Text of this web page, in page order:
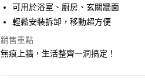
元大商業銀行
玉山商業銀行
台新國際商業銀行
台灣樂天信用卡公司
宅配
每筆NT$100，滿NT$499(含以上)免運費
貨到付款
可用於浴室、廚房、玄關牆面
輕鬆安裝拆卸，移動超方便
銷售重點
無痕上牆，生活整齊一洞搞定！